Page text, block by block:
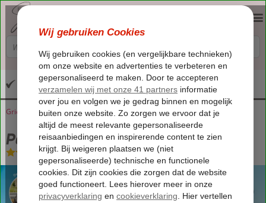
Altijd inclusief huurauto
Home
Griekenland Lesbos Skala Eressos Petras Estate
Petras Estate
Logies-Villa